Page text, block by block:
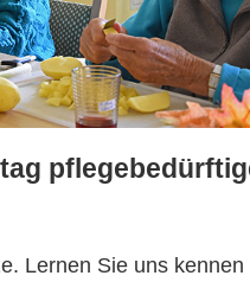
Lernen Sie uns